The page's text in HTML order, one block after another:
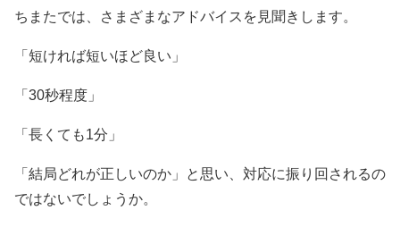
ちまたでは、さまざまなアドバイスを見聞きします。
「短ければ短いほど良い」
「30秒程度」
「長くても1分」
「結局どれが正しいのか」と思い、対応に振り回されるの
ではないでしょうか。